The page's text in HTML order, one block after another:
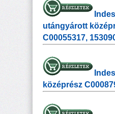
utángyárott
C00055317,
középrész